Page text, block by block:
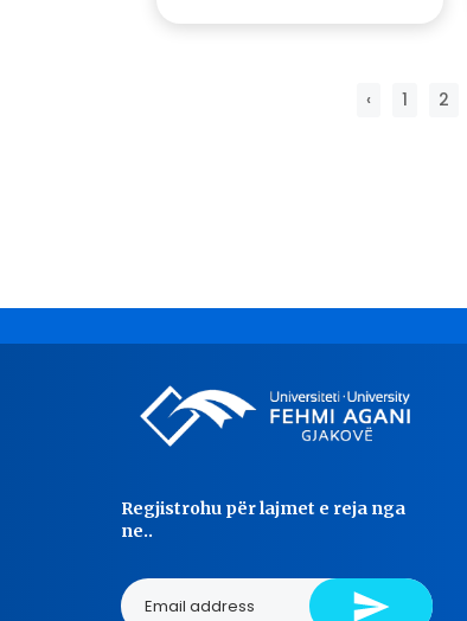
‹ 1 2
Regjistrohu për lajmet e reja nga
ne..